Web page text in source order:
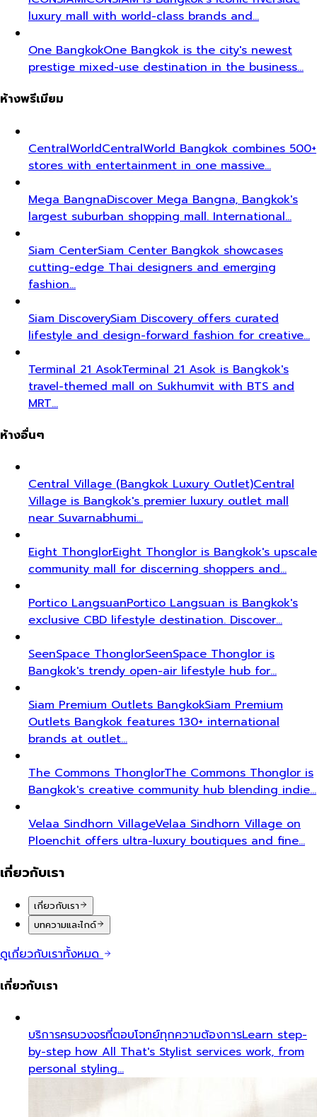
luxury mall with world-class brands and…
One BangkokOne Bangkok is the city's newest
prestige mixed-use destination in the business…
ห้างพรีเมียม
CentralWorldCentralWorld Bangkok combines 500+
stores with entertainment in one massive…
Mega BangnaDiscover Mega Bangna, Bangkok's
largest suburban shopping mall. International…
Siam CenterSiam Center Bangkok showcases
cutting-edge Thai designers and emerging
fashion…
Siam DiscoverySiam Discovery offers curated
lifestyle and design-forward fashion for creative…
Terminal 21 AsokTerminal 21 Asok is Bangkok's
travel-themed mall on Sukhumvit with BTS and
MRT…
ห้างอื่นๆ
Central Village (Bangkok Luxury Outlet)Central
Village is Bangkok's premier luxury outlet mall
near Suvarnabhumi…
Eight ThonglorEight Thonglor is Bangkok's upscale
community mall for discerning shoppers and…
Portico LangsuanPortico Langsuan is Bangkok's
exclusive CBD lifestyle destination. Discover…
SeenSpace ThonglorSeenSpace Thonglor is
Bangkok's trendy open-air lifestyle hub for…
Siam Premium Outlets BangkokSiam Premium
Outlets Bangkok features 130+ international
brands at outlet…
The Commons ThonglorThe Commons Thonglor is
Bangkok's creative community hub blending indie…
Velaa Sindhorn VillageVelaa Sindhorn Village on
Ploenchit offers ultra-luxury boutiques and fine…
เกี่ยวกับเรา
เกี่ยวกับเรา
บทความและไกด์
ดูเกี่ยวกับเราทั้งหมด
เกี่ยวกับเรา
บริการครบวงจรที่ตอบโจทย์ทุกความต้องการLearn step-
by-step how All That's Stylist services work, from
personal styling…